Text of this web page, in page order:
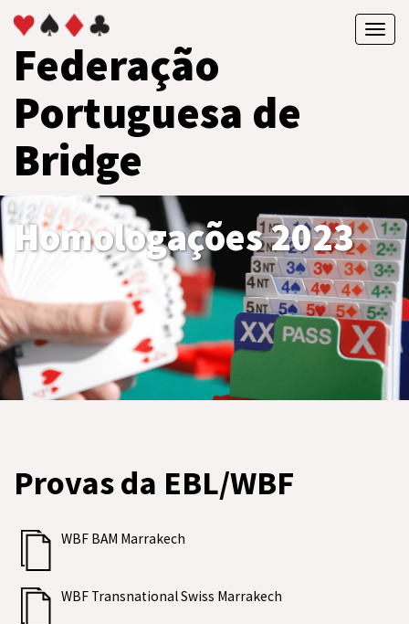
Federação
Portuguesa de
Bridge
Homologações 2023
Provas da EBL/WBF
WBF BAM Marrakech
WBF Transnational Swiss Marrakech